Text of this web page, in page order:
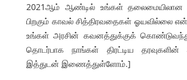
2021ஆம் ஆண்டில் உங்கள் தலைமையிலான
பிறகும் காவல் சித்திரவதைகள் ஓயவில்லை
உங்கள் அரசின் கவனத்துக்குக்
தொடர்பாக நாங்கள் திரட்டிய
இத்துடன் இணைத்துள்ளோம்.]